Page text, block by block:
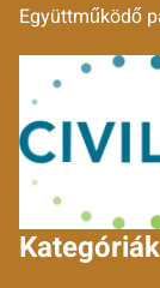
Együttműködő
Kategóriák